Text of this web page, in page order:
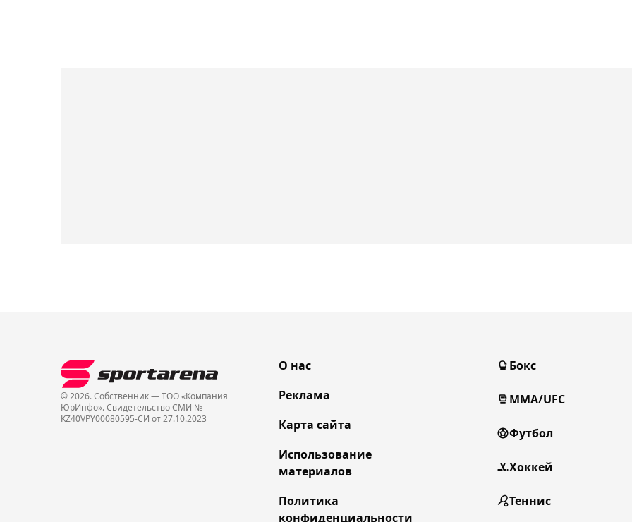
© 2026. Собственник — ТОО «Компания
ЮрИнфо». Cвидетельство СМИ №
KZ40VPY00080595-СИ от 27.10.2023
О нас
Реклама
Карта сайта
Использование
материалов
Политика
конфиденциальности
Бокс
MMA/UFC
Футбол
Хоккей
Теннис